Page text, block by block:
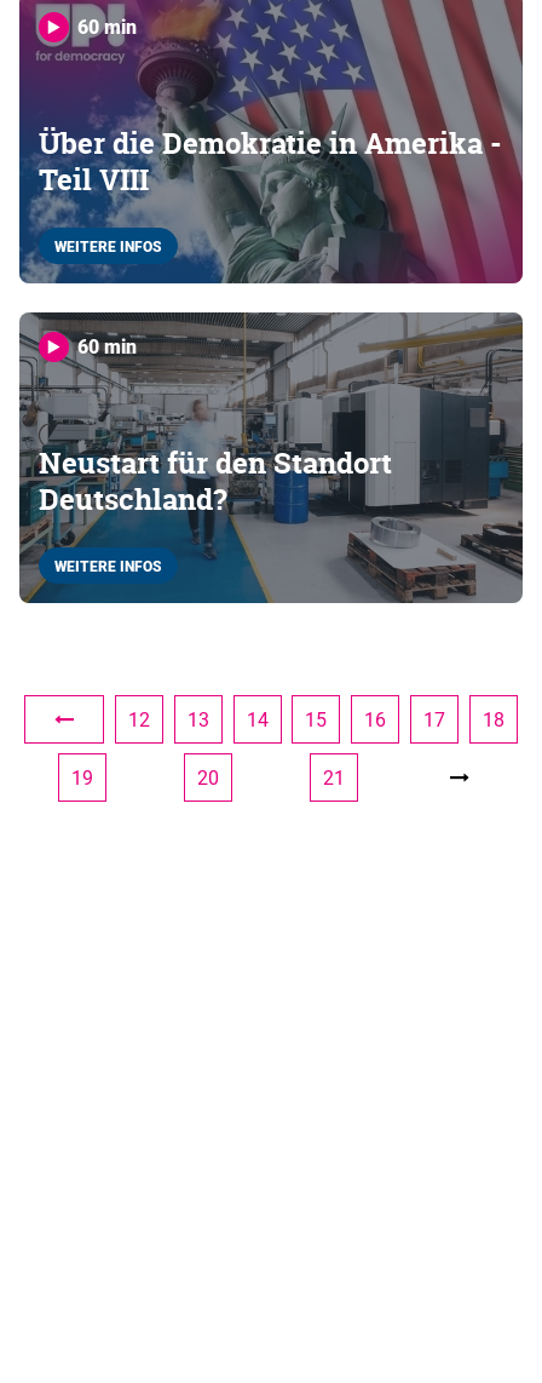
60 min
Über die Demokratie in Amerika -
Teil VIII
WEITERE INFOS
60 min
Neustart für den Standort
Deutschland?
WEITERE INFOS
12 13 14 15 16 17 18
19 20 21